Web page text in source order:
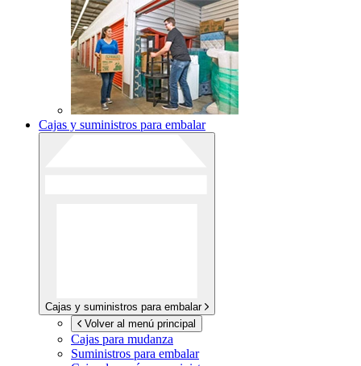
Cajas y suministros para embalar
Cajas y suministros para embalar
Volver al menú principal
Cajas para mudanza
Suministros para embalar